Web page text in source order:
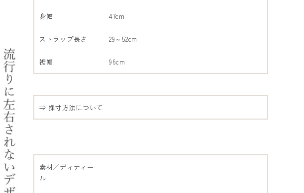
身幅 47cm
ストラップ長さ 29～52cm
裾幅 96cm
⇒ 採寸方法について
素材／ディティー
ル